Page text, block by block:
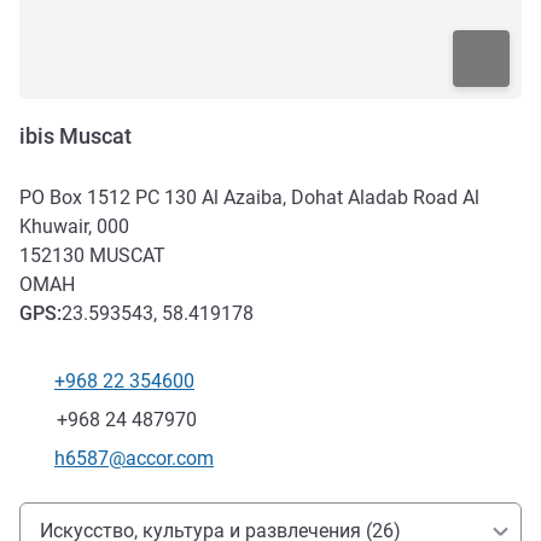
ibis Muscat
PO Box 1512 PC 130 Al Azaiba, Dohat Aladab Road Al
Khuwair, 000
152130 MUSCAT
ОМАН
GPS:23.593543, 58.419178
Телефон
+968 22 354600
Факс
+968 24 487970
Контактный адрес электронной почты
h6587@accor.com
Доступ и транспорт
Искусство, культура и развлечения (26)